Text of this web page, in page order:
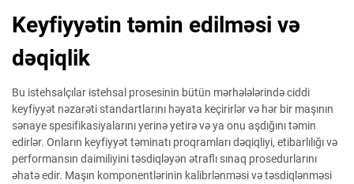
Keyfiyyətin təmin edilməsi və
dəqiqlik
Bu istehsalçılar istehsal prosesinin bütün mərhələlərində ciddi
keyfiyyət nəzarəti standartlarını həyata keçirirlər və hər bir maşının
sənaye spesifikasiyalarını yerinə yetirə və ya onu aşdığını təmin
edirlər. Onların keyfiyyət təminatı proqramları dəqiqliyi, etibarlılığı və
performansın daimiliyini təsdiqləyən ətraflı sınaq prosedurlarını
əhatə edir. Maşın komponentlərinin kalibrlənməsi və təsdiqlənməsi